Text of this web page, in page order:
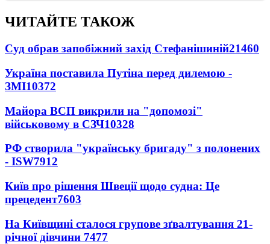
ЧИТАЙТЕ ТАКОЖ
Суд обрав запобіжний захід Стефанішиній21460
Україна поставила Путіна перед дилемою -
ЗМІ10372
Майора ВСП викрили на "допомозі"
військовому в СЗЧ10328
РФ створила "українську бригаду" з полонених
- ISW7912
Київ про рішення Швеції щодо судна: Це
прецедент7603
На Київщині сталося групове зґвалтування 21-
річної дівчини 7477